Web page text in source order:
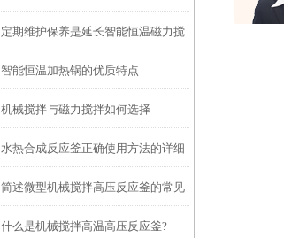
的作用
定期维护保养是延长智能恒温磁力搅
拌电热套使用寿命的关键
智能恒温加热锅的优质特点
机械搅拌与磁力搅拌如何选择
水热合成反应釜正确使用方法的详细
说明
简述微型机械搅拌高压反应釜的常见
故障相应解决方法
什么是机械搅拌高温高压反应釜?